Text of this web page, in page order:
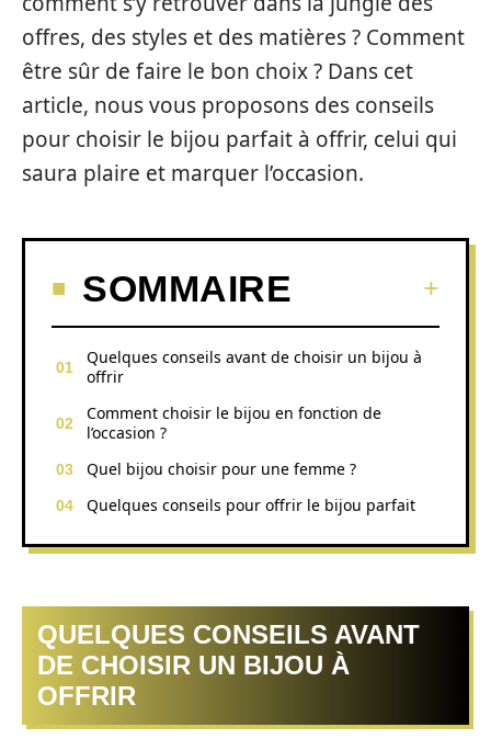
offres, des styles et des matières ? Comment
être sûr de faire le bon choix ? Dans cet
article, nous vous proposons des conseils
pour choisir le bijou parfait à offrir, celui qui
saura plaire et marquer l’occasion.
SOMMAIRE
Quelques conseils avant de choisir un bijou à
offrir
Comment choisir le bijou en fonction de
l’occasion ?
Quel bijou choisir pour une femme ?
Quelques conseils pour offrir le bijou parfait
QUELQUES CONSEILS AVANT
DE CHOISIR UN BIJOU À
OFFRIR